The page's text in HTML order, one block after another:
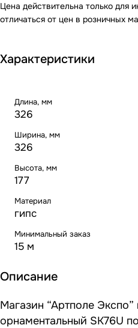
Цена действительна только для
отличаться от цен в розничных
Характеристики
Длина, мм
326
Ширина, мм
326
Высота, мм
177
Материал
гипс
Минимальный заказ
15 м
Описание
Магазин “Артполе
орнаментальный SK76U